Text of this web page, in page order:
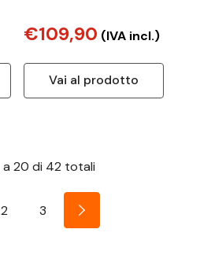
orale
€109,90 (IVA incl.)
Vai al prodotto
a 20 di 42 totali
2 3